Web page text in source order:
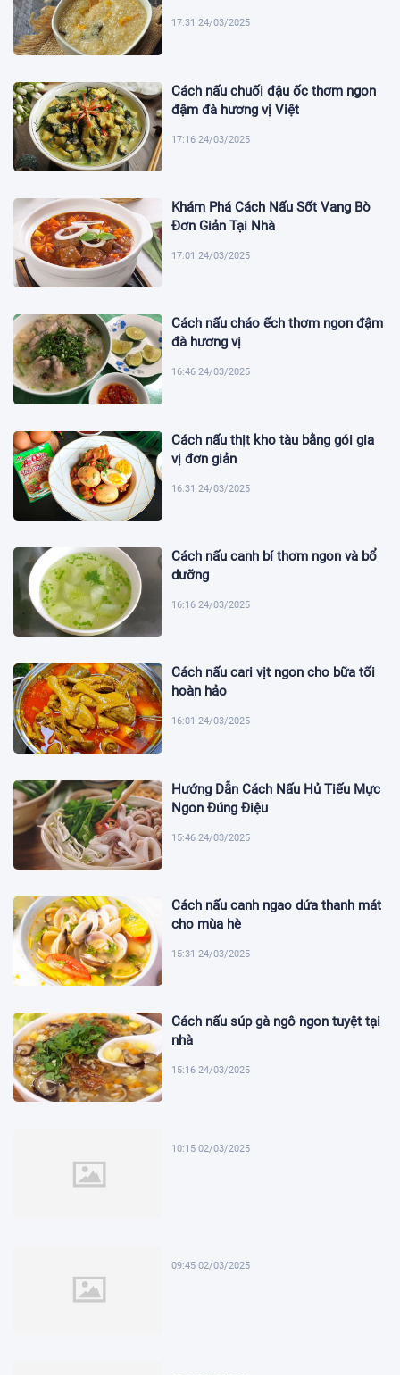
17:31 24/03/2025
Cách nấu chuối đậu ốc thơm ngon
đậm đà hương vị Việt
17:16 24/03/2025
Khám Phá Cách Nấu Sốt Vang Bò
Đơn Giản Tại Nhà
17:01 24/03/2025
Cách nấu cháo ếch thơm ngon đậm
đà hương vị
16:46 24/03/2025
Cách nấu thịt kho tàu bằng gói gia
vị đơn giản
16:31 24/03/2025
Cách nấu canh bí thơm ngon và bổ
dưỡng
16:16 24/03/2025
Cách nấu cari vịt ngon cho bữa tối
hoàn hảo
16:01 24/03/2025
Hướng Dẫn Cách Nấu Hủ Tiếu Mực
Ngon Đúng Điệu
15:46 24/03/2025
Cách nấu canh ngao dứa thanh mát
cho mùa hè
15:31 24/03/2025
Cách nấu súp gà ngô ngon tuyệt tại
nhà
15:16 24/03/2025
10:15 02/03/2025
09:45 02/03/2025